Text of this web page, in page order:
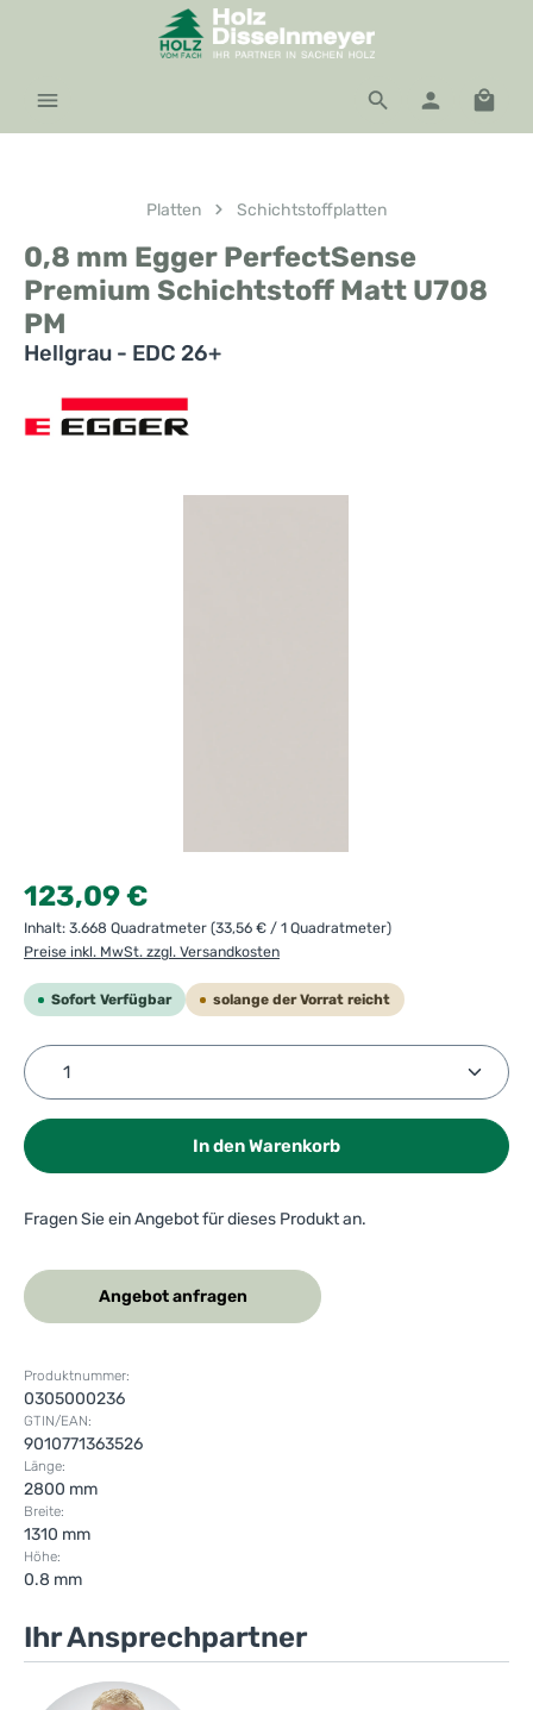
Zum Hauptinhalt springen
Platten Schichtstoffplatten
0,8 mm Egger PerfectSense
Premium Schichtstoff Matt U708
PM
Hellgrau - EDC 26+
Regulärer Preis:
123,09 €
Inhalt: 3.668 Quadratmeter (33,56 € / 1 Quadratmeter)
Preise inkl. MwSt. zzgl. Versandkosten
Sofort Verfügbar solange der Vorrat reicht
Produkt Anzahl: Gib den gewünschten Wert ein
In den Warenkorb
Fragen Sie ein Angebot für dieses Produkt an.
Angebot anfragen
Produktnummer:
0305000236
GTIN/EAN:
9010771363526
Länge:
2800 mm
Breite:
1310 mm
Höhe:
0.8 mm
Ihr Ansprechpartner